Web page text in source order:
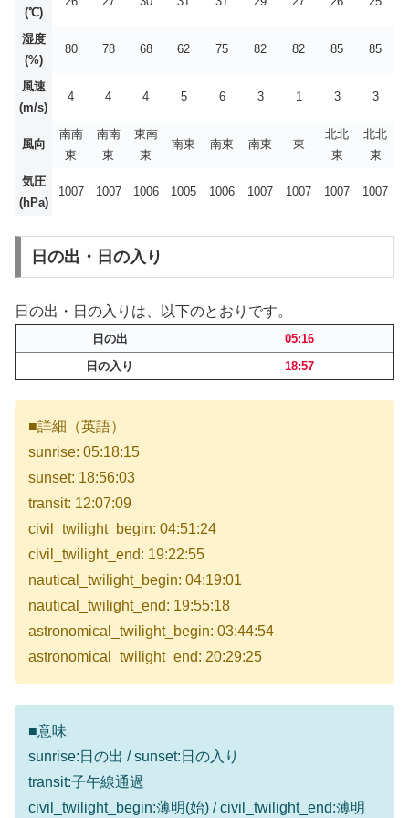
(℃)
湿度
(%)
80 78 68 62 75 82 82 85 85
風速
(m/s)
4 4 4 5 6 3 1 3 3
風向
南南
東
南南
東
東南
東
南東 南東 南東 東
北北
東
北北
東
気圧
(hPa)
1007 1007 1006 1005 1006 1007 1007 1007 1007
日の出・日の入り
日の出・日の入りは、以下のとおりです。
日の出
05:16
日の入り
18:57
■詳細（英語）
sunrise: 05:18:15
sunset: 18:56:03
transit: 12:07:09
civil_twilight_begin: 04:51:24
civil_twilight_end: 19:22:55
nautical_twilight_begin: 04:19:01
nautical_twilight_end: 19:55:18
astronomical_twilight_begin: 03:44:54
astronomical_twilight_end: 20:29:25
■意味
sunrise:日の出 / sunset:日の入り
transit:子午線通過
civil_twilight_begin:薄明(始) / civil_twilight_end:薄明